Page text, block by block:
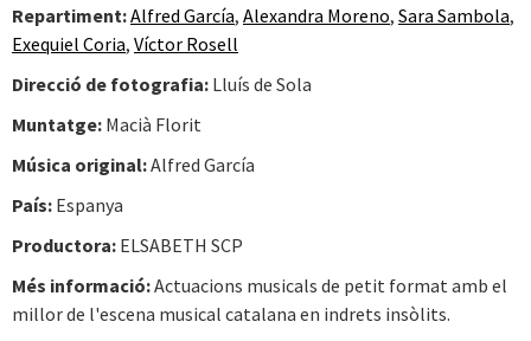
Repartiment:Alfred García, Alexandra Moreno, Sara Sambola,
Exequiel Coria, Víctor Rosell
Direcció de fotografia: Lluís de Sola
Muntatge: Macià Florit
Música original:Alfred García
País: Espanya
Productora: ELSABETH SCP
Més informació:Actuacions musicals de petit format amb el
millor de l'escena musical catalana en indrets insòlits.